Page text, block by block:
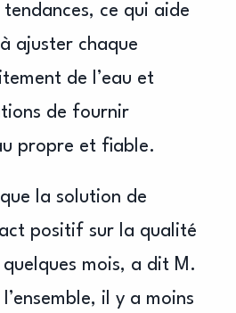
tendances, ce qui aide
ajuster chaque
de l’eau et
de fournir
propre et fiable.
la solution de
positif sur la qualité
quelques mois, a dit M.
il y a moins